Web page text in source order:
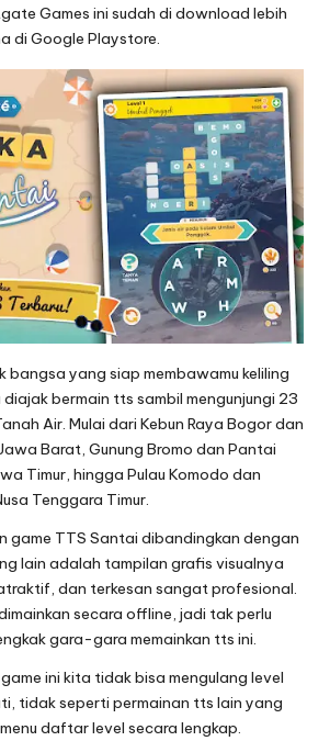
Games ini sudah di download lebih
di Google Playstore.
bangsa yang siap membawamu keliling
diajak bermain tts sambil mengunjungi 23
Air. Mulai dari Kebun Raya Bogor dan
Barat, Gunung Bromo dan Pantai
Timur, hingga Pulau Komodo dan
Tenggara Timur.
game TTS Santai dibandingkan dengan
lain adalah tampilan grafis visualnya
dan terkesan sangat profesional.
secara offline, jadi tak perlu
gara-gara memainkan tts ini.
ini kita tidak bisa mengulang level
tidak seperti permainan tts lain yang
daftar level secara lengkap.